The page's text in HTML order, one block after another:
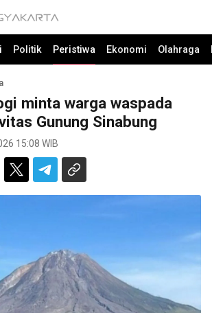
Politik Peristiwa Ekonomi Olahraga
minta warga waspada
Gunung Sinabung
15:08 WIB